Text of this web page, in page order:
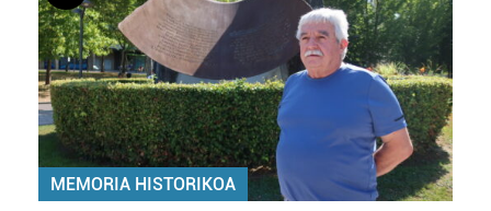
MEMORIA HISTORIKOA